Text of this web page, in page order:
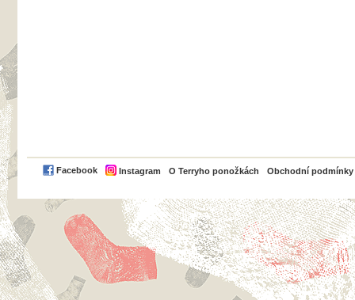
Facebook Instagram O Terryho ponožkách Obchodní podmínky
PayPal